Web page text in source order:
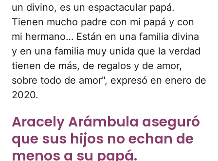
un divino, es un espactacular papá.
Tienen mucho padre con mi papá y con
mi hermano… Están en una familia divina
y en una familia muy unida que la verdad
tienen de más, de regalos y de amor,
sobre todo de amor", expresó en enero de
2020.
Aracely Arámbula aseguró
que sus hijos no echan de
menos a su papá.